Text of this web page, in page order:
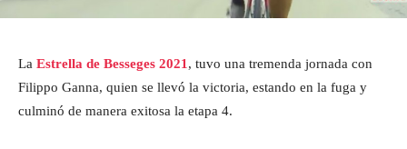
La Estrella de Besseges 2021 , tuvo una tremenda jornada con
Filippo Ganna, quien se llevó la victoria, estando en la fuga y
culminó de manera exitosa la etapa 4.